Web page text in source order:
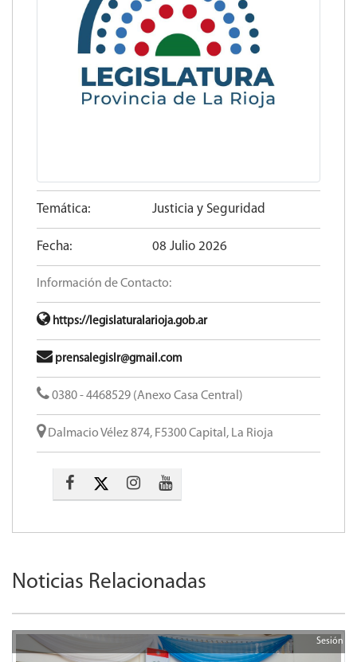
Temática: Justicia y Seguridad
Fecha: 08 Julio 2026
Información de Contacto:
https://legislaturalarioja.gob.ar
prensalegislr@gmail.com
0380 - 4468529 (Anexo Casa Central)
Dalmacio Vélez 874, F5300 Capital, La Rioja
Noticias Relacionadas
Sesión